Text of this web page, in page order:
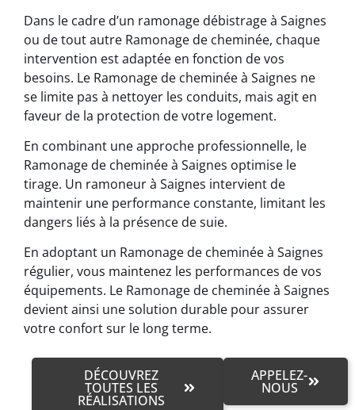
Dans le cadre d’un ramonage débistrage à Saignes
ou de tout autre Ramonage de cheminée, chaque
intervention est adaptée en fonction de vos
besoins. Le Ramonage de cheminée à Saignes ne
se limite pas à nettoyer les conduits, mais agit en
faveur de la protection de votre logement.
En combinant une approche professionnelle, le
Ramonage de cheminée à Saignes optimise le
tirage. Un ramoneur à Saignes intervient de
maintenir une performance constante, limitant les
dangers liés à la présence de suie.
En adoptant un Ramonage de cheminée à Saignes
régulier, vous maintenez les performances de vos
équipements. Le Ramonage de cheminée à Saignes
devient ainsi une solution durable pour assurer
votre confort sur le long terme.
DÉCOUVREZ
TOUTES LES
RÉALISATIONS
APPELEZ-
NOUS